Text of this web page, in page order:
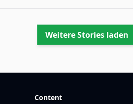
Weitere Stories laden
Content